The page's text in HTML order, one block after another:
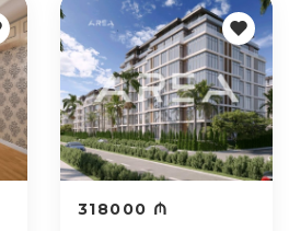
318000 ₼